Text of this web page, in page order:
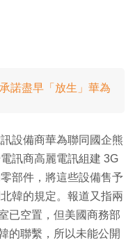
諾盡早「放生」華為
設備商華為聯同國企熊
訊商高麗電訊組建 3G
部件，將這些設備售予
韓的規定。報道又指兩
已空置，但美國商務部
的聯繫，所以未能公開